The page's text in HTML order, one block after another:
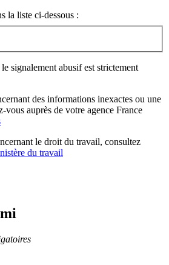
la liste ci-dessous :
signalement abusif est strictement
des informations inexactes ou une
vous auprès de votre agence France
le droit du travail, consultez
du travail